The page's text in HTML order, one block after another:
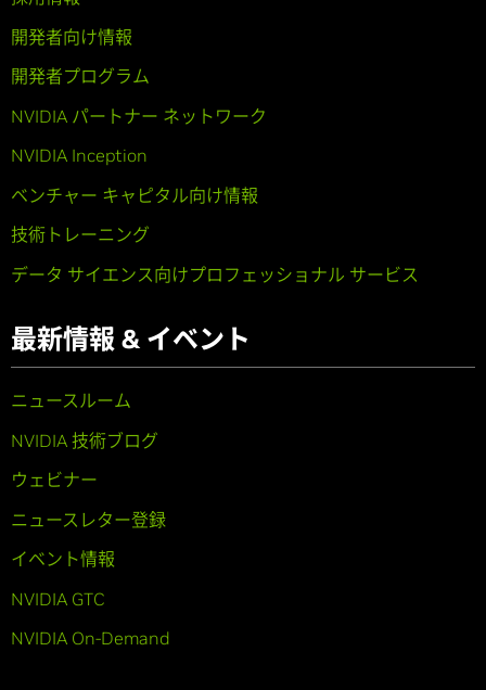
開発者向け情報
開発者プログラム
NVIDIA パートナー ネットワーク
NVIDIA Inception
ベンチャー キャピタル向け情報
技術トレーニング
データ サイエンス向けプロフェッショナル サービス
最新情報 & イベント
ニュースルーム
NVIDIA 技術ブログ
ウェビナー
ニュースレター登録
イベント情報
NVIDIA GTC
NVIDIA On-Demand